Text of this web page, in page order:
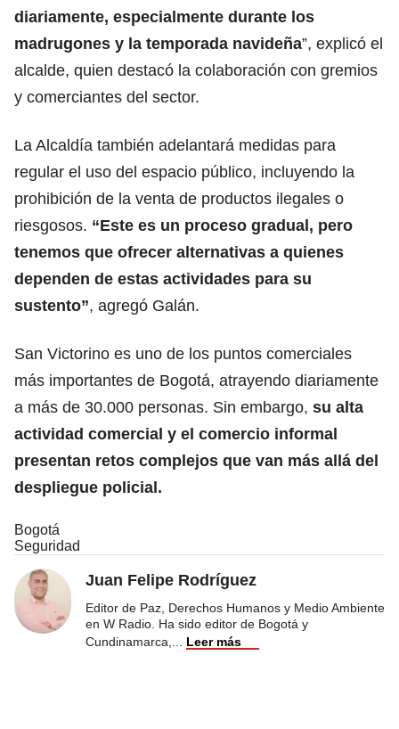
diariamente, especialmente durante los
madrugones y la temporada navideña”, explicó el
alcalde, quien destacó la colaboración con gremios
y comerciantes del sector.
La Alcaldía también adelantará medidas para
regular el uso del espacio público, incluyendo la
prohibición de la venta de productos ilegales o
riesgosos. “Este es un proceso gradual, pero
tenemos que ofrecer alternativas a quienes
dependen de estas actividades para su
sustento”, agregó Galán.
San Victorino es uno de los puntos comerciales
más importantes de Bogotá, atrayendo diariamente
a más de 30.000 personas. Sin embargo, su alta
actividad comercial y el comercio informal
presentan retos complejos que van más allá del
despliegue policial.
Bogotá
Seguridad
Juan Felipe Rodríguez
Editor de Paz, Derechos Humanos y Medio Ambiente
en W Radio. Ha sido editor de Bogotá y
Cundinamarca,
Leer más